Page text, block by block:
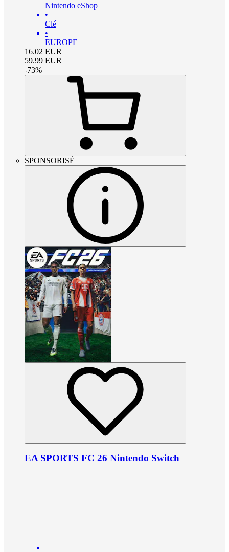
Nintendo eShop
•
Clé
•
EUROPE
16.02 EUR
59.99 EUR
-73%
SPONSORISÉ
EA SPORTS FC 26 Nintendo Switch